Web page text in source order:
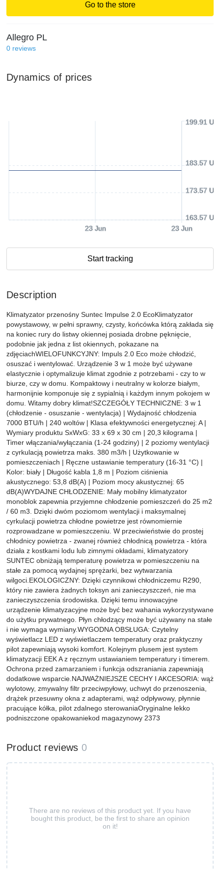
Go to the store
Allegro PL
0 reviews
Dynamics of prices
23 Jun 23 Jun
163.57
173.57
183.57
199.91
Start tracking
Description
Klimatyzator przenośny Suntec Impulse 2.0 EcoKlimatyzator
powystawowy, w pełni sprawny, czysty, końcówka którą zakłada się
na koniec rury do listwy okiennej posiada drobne pęknięcie,
podobnie jak jedna z list okiennych, pokazane na
zdjęciachWIELOFUNKCYJNY: Impuls 2.0 Eco może chłodzić,
osuszać i wentylować. Urządzenie 3 w 1 może być używane
elastycznie i optymalizuje klimat zgodnie z potrzebami - czy to w
biurze, czy w domu. Kompaktowy i neutralny w kolorze białym,
harmonijnie komponuje się z sypialnią i każdym innym pokojem w
domu. Witamy dobry klimat!SZCZEGÓŁY TECHNICZNE: 3 w 1
(chłodzenie - osuszanie - wentylacja) | Wydajność chłodzenia
7000 BTU/h | 240 woltów | Klasa efektywności energetycznej: A |
Wymiary produktu SxWxG: 33 x 69 x 30 cm | 20,3 kilograma |
Timer włączania/wyłączania (1-24 godziny) | 2 poziomy wentylacji
z cyrkulacją powietrza maks. 380 m3/h | Użytkowanie w
pomieszczeniach | Ręczne ustawianie temperatury (16-31 °C) |
Kolor: biały | Długość kabla 1,8 m | Poziom ciśnienia
akustycznego: 53,8 dB(A) | Poziom mocy akustycznej: 65
dB(A)WYDAJNE CHŁODZENIE: Mały mobilny klimatyzator
monoblok zapewnia przyjemne chłodzenie pomieszczeń do 25 m2
/ 60 m3. Dzięki dwóm poziomom wentylacji i maksymalnej
cyrkulacji powietrza chłodne powietrze jest równomiernie
rozprowadzane w pomieszczeniu. W przeciwieństwie do prostej
chłodnicy powietrza - zwanej również chłodnicą powietrza - która
działa z kostkami lodu lub zimnymi okładami, klimatyzatory
SUNTEC obniżają temperaturę powietrza w pomieszczeniu na
stałe za pomocą wydajnej sprężarki, bez wytwarzania
wilgoci.EKOLOGICZNY: Dzięki czynnikowi chłodniczemu R290,
który nie zawiera żadnych toksyn ani zanieczyszczeń, nie ma
zanieczyszczenia środowiska. Dzięki temu innowacyjne
urządzenie klimatyzacyjne może być bez wahania wykorzystywane
do użytku prywatnego. Płyn chłodzący może być używany na stałe
i nie wymaga wymiany.WYGODNA OBSŁUGA: Czytelny
wyświetlacz LED z wyświetlaczem temperatury oraz praktyczny
pilot zapewniają wysoki komfort. Kolejnym plusem jest system
klimatyzacji EEK A z ręcznym ustawianiem temperatury i timerem.
Ochrona przed zamarzaniem i funkcja odszraniania zapewniają
dodatkowe wsparcie.NAJWAŻNIEJSZE CECHY I AKCESORIA: wąż
wylotowy, zmywalny filtr przeciwpyłowy, uchwyt do przenoszenia,
drążek przesuwny okna z adapterami, wąż odpływowy, płynnie
pracujące kółka, pilot zdalnego sterowaniaOryginalne lekko
podniszczone opakowaniekod magazynowy 2373
Product reviews 0
There are no reviews of this product yet. If you have
bought this product, be the first to share an opinion
on it!